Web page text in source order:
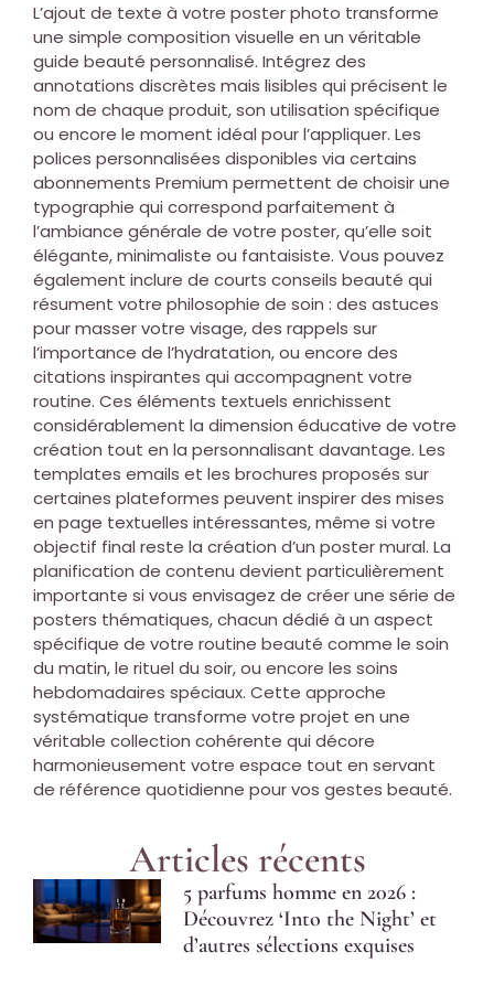
L’ajout de texte à votre poster photo transforme
une simple composition visuelle en un véritable
guide beauté personnalisé. Intégrez des
annotations discrètes mais lisibles qui précisent le
nom de chaque produit, son utilisation spécifique
ou encore le moment idéal pour l’appliquer. Les
polices personnalisées disponibles via certains
abonnements Premium permettent de choisir une
typographie qui correspond parfaitement à
l’ambiance générale de votre poster, qu’elle soit
élégante, minimaliste ou fantaisiste. Vous pouvez
également inclure de courts conseils beauté qui
résument votre philosophie de soin : des astuces
pour masser votre visage, des rappels sur
l’importance de l’hydratation, ou encore des
citations inspirantes qui accompagnent votre
routine. Ces éléments textuels enrichissent
considérablement la dimension éducative de votre
création tout en la personnalisant davantage. Les
templates emails et les brochures proposés sur
certaines plateformes peuvent inspirer des mises
en page textuelles intéressantes, même si votre
objectif final reste la création d’un poster mural. La
planification de contenu devient particulièrement
importante si vous envisagez de créer une série de
posters thématiques, chacun dédié à un aspect
spécifique de votre routine beauté comme le soin
du matin, le rituel du soir, ou encore les soins
hebdomadaires spéciaux. Cette approche
systématique transforme votre projet en une
véritable collection cohérente qui décore
harmonieusement votre espace tout en servant
de référence quotidienne pour vos gestes beauté.
Articles récents
5 parfums homme en 2026 :
Découvrez ‘Into the Night’ et
d’autres sélections exquises